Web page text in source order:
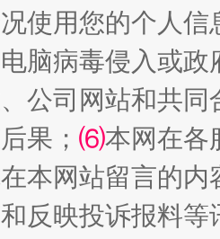
！等你上场
使用您的个人
脑病毒侵入或
公司网站和共
果； ⑹本网在各
本网站留言的内
反映投诉报料